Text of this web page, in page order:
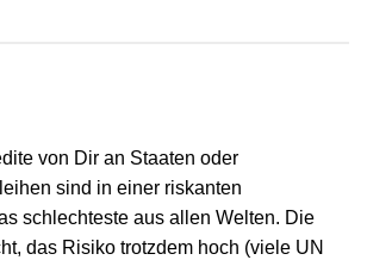
von Dir an Staaten oder
sind in einer riskanten
schlechteste aus allen Welten. Die
das Risiko trotzdem hoch (viele UN